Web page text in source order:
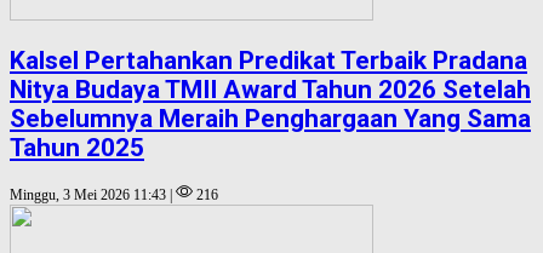
Kalsel Pertahankan Predikat Terbaik Pradana
Nitya Budaya TMII Award Tahun 2026 Setelah
Sebelumnya Meraih Penghargaan Yang Sama
Tahun 2025
Minggu, 3 Mei 2026 11:43 | 216